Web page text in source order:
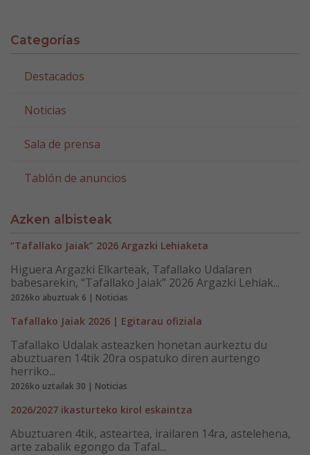
Categorías
Destacados
Noticias
Sala de prensa
Tablón de anuncios
Azken albisteak
“Tafallako Jaiak” 2026 Argazki Lehiaketa
Higuera Argazki Elkarteak, Tafallako Udalaren
babesarekin, “Tafallako Jaiak” 2026 Argazki Lehiak...
2026ko abuztuak 6 | Noticias
Tafallako Jaiak 2026 | Egitarau ofiziala
Tafallako Udalak asteazken honetan aurkeztu du
abuztuaren 14tik 20ra ospatuko diren aurtengo
herriko...
2026ko uztailak 30 | Noticias
2026/2027 ikasturteko kirol eskaintza
Abuztuaren 4tik, asteartea, irailaren 14ra, astelehena,
arte zabalik egongo da Tafal...